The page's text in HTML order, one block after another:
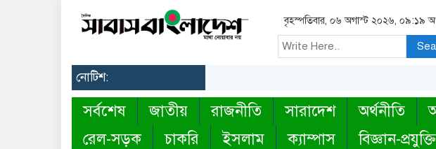
বৃহস্পতিবার, ০৬ অগাস্ট ২০২৬, ০৯:১৯
নোটিশ:
সর্বশেষ জাতীয় রাজনীতি সারাদেশ অর্থনীতি
রেল-সড়ক
চাকরি ইসলাম ক্যাম্পাস বিজ্ঞান-প্রযুক্তি